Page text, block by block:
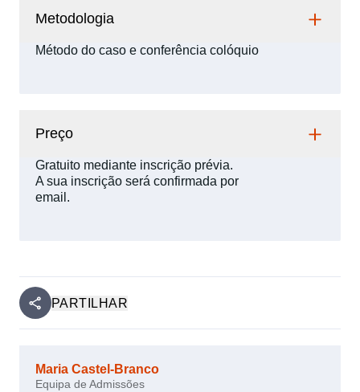
PARTILHAR
Maria Castel-Branco
Equipa de Admissões
Metodologia
Método do caso e conferência colóquio
Preço
Gratuito mediante inscrição prévia.
A sua inscrição será confirmada por
email.